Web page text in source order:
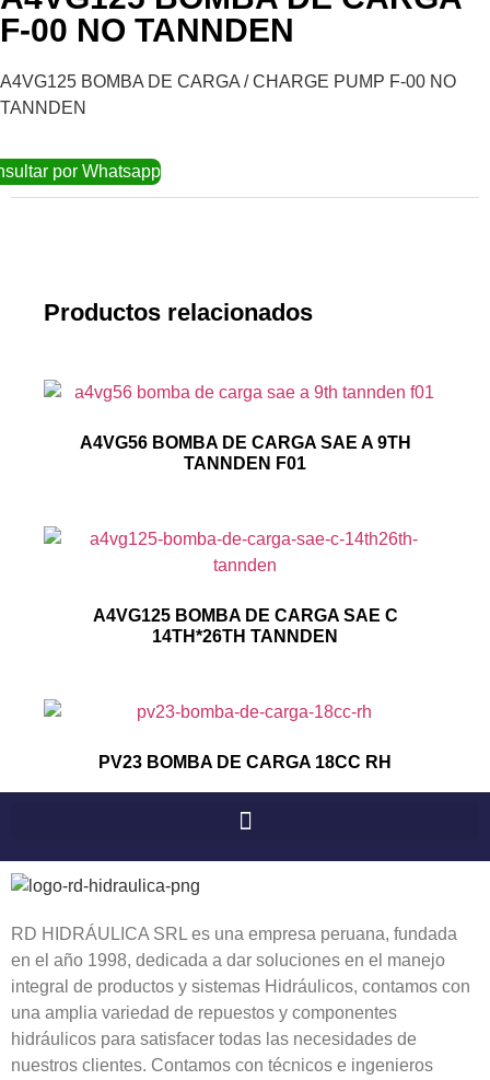
F-00 NO TANNDEN
A4VG125 BOMBA DE CARGA / CHARGE PUMP F-00 NO
TANNDEN
por Whatsapp
Productos relacionados
A4VG56 BOMBA DE CARGA SAE A 9TH
TANNDEN F01
A4VG125 BOMBA DE CARGA SAE C
14TH*26TH TANNDEN
PV23 BOMBA DE CARGA 18CC RH
RD HIDRÁULICA SRL es una empresa peruana, fundada
en el año 1998, dedicada a dar soluciones en el manejo
integral de productos y sistemas Hidráulicos, contamos con
una amplia variedad de repuestos y componentes
hidráulicos para satisfacer todas las necesidades de
nuestros clientes. Contamos con técnicos e ingenieros